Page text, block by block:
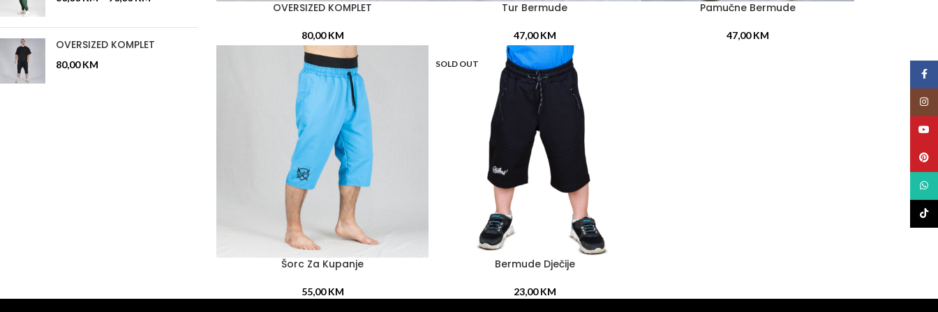
OVERSIZED KOMPLET
80,00KM
ODABERI OPCIJEOVERSIZED KOMPLET
80,00KM
ODABERI OPCIJETur Bermude
47,00KM
ODABERI OPCIJEPamučne Bermude
47,00KM
ODABERI OPCIJEŠorc Za Kupanje
55,00KM
SOLD OUT
Bermude Dječije
23,00KM